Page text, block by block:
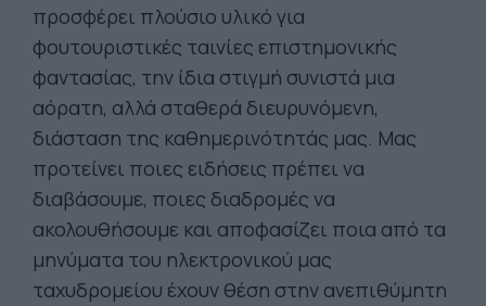
προσφέρει πλούσιο υλικό για
φουτουριστικές ταινίες επιστημονικής
φαντασίας, την ίδια στιγμή συνιστά μια
αόρατη, αλλά σταθερά διευρυνόμενη,
διάσταση της καθημερινότητάς μας. Μας
προτείνει ποιες ειδήσεις πρέπει να
διαβάσουμε, ποιες διαδρομές να
ακολουθήσουμε και αποφασίζει ποια από τα
μηνύματα του ηλεκτρονικού μας
ταχυδρομείου έχουν θέση στην ανεπιθύμητη